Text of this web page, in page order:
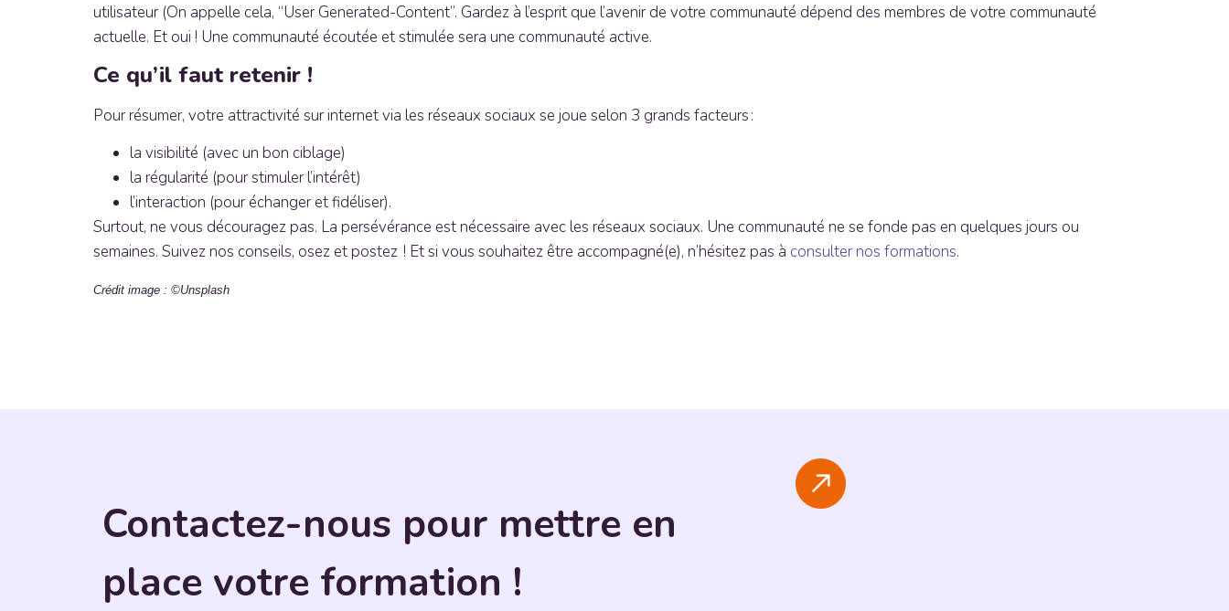
utilisateur (On appelle cela, “User Generated-Content”. Gardez à l’esprit que l’avenir de votre communauté dépend des membres de votre communauté
actuelle. Et oui ! Une communauté écoutée et stimulée sera une communauté active.
Ce qu’il faut retenir !
Pour résumer, votre attractivité sur internet via les réseaux sociaux se joue selon 3 grands facteurs :
la visibilité (avec un bon ciblage)
la régularité (pour stimuler l’intérêt)
l’interaction (pour échanger et fidéliser).
Surtout, ne vous découragez pas. La persévérance est nécessaire avec les réseaux sociaux. Une communauté ne se fonde pas en quelques jours ou
semaines. Suivez nos conseils, osez et postez ! Et si vous souhaitez être accompagné(e), n’hésitez pas à consulter nos formations.
Crédit image : ©Unsplash
Contactez-nous pour mettre en
place votre formation !